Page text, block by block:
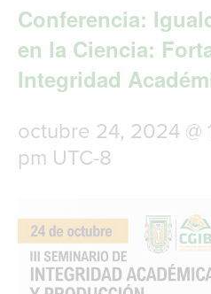
Conferencia:
en la Ciencia:
Integridad
octubre 24, 2024 @
pm UTC-8